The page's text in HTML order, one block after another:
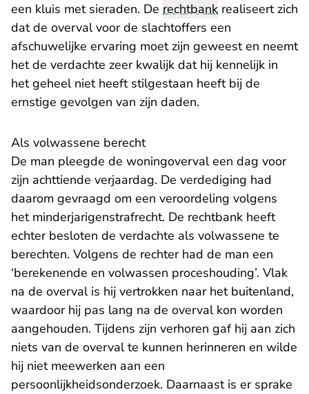
een kluis met sieraden. De rechtbank realiseert zich
dat de overval voor de slachtoffers een
afschuwelijke ervaring moet zijn geweest en neemt
het de verdachte zeer kwalijk dat hij kennelijk in
het geheel niet heeft stilgestaan heeft bij de
ernstige gevolgen van zijn daden.
Als volwassene berecht
De man pleegde de woningoverval een dag voor
zijn achttiende verjaardag. De verdediging had
daarom gevraagd om een veroordeling volgens
het minderjarigenstrafrecht. De rechtbank heeft
echter besloten de verdachte als volwassene te
berechten. Volgens de rechter had de man een
‘berekenende en volwassen proceshouding’. Vlak
na de overval is hij vertrokken naar het buitenland,
waardoor hij pas lang na de overval kon worden
aangehouden. Tijdens zijn verhoren gaf hij aan zich
niets van de overval te kunnen herinneren en wilde
hij niet meewerken aan een
persoonlijkheidsonderzoek. Daarnaast is er sprake